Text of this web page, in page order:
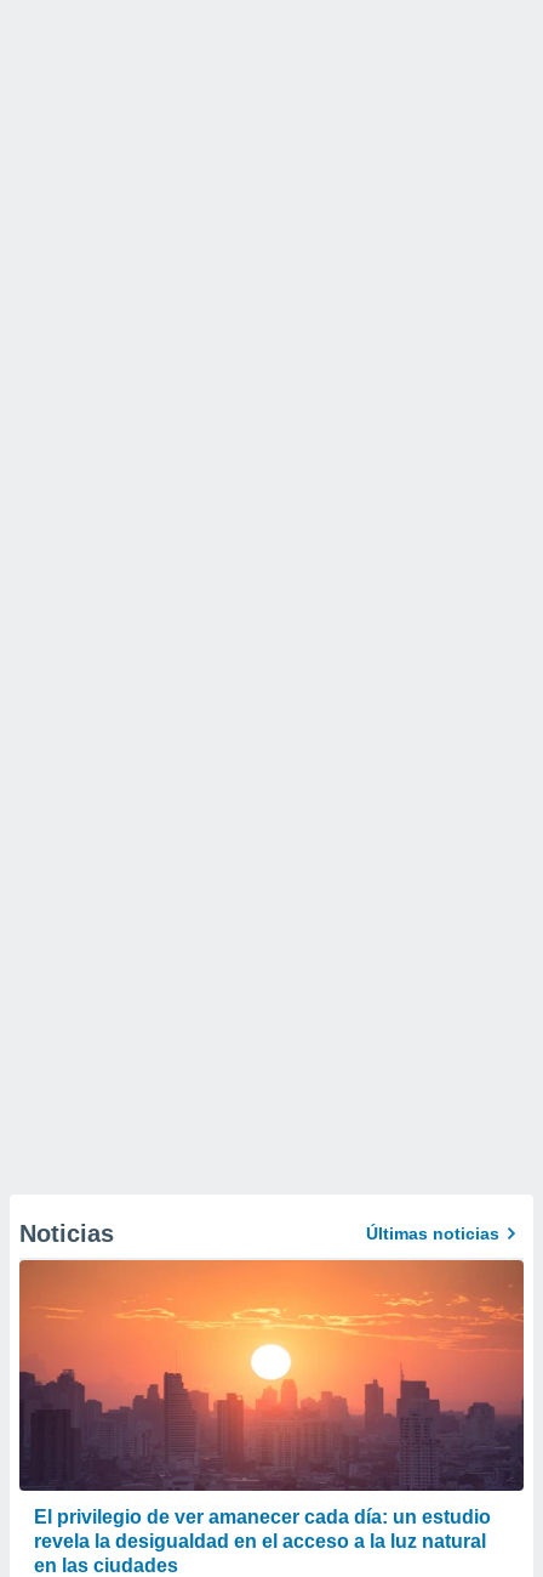
Noticias Últimas noticias
El privilegio de ver amanecer cada día: un estudio
revela la desigualdad en el acceso a la luz natural
en las ciudades